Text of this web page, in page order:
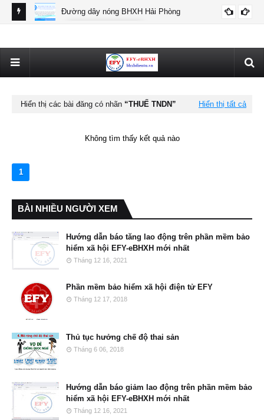
Đường dây nóng BHXH Hải Phòng
Hiển thị các bài đăng có nhãn THUẾ TNDN Hiển thị tất cả
Không tìm thấy kết quả nào
1
BÀI NHIỀU NGƯỜI XEM
Hướng dẫn báo tăng lao động trên phần mềm bảo
hiểm xã hội EFY-eBHXH mới nhất
Tháng 12 16, 2021
Phần mềm bảo hiểm xã hội điện tử EFY
Tháng 12 17, 2018
Thủ tục hưởng chế độ thai sản
Tháng 6 06, 2018
Hướng dẫn báo giảm lao động trên phần mềm bảo
hiểm xã hội EFY-eBHXH mới nhất
Tháng 12 16, 2021